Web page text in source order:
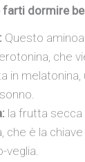
dormire
Questo
che
in melatonina,
la frutta
che è la
veglia.